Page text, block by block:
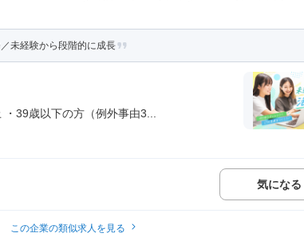
未経験から段階的に成長
39歳以下の方（例外事由3...
気になる
この企業の類似求人を見る